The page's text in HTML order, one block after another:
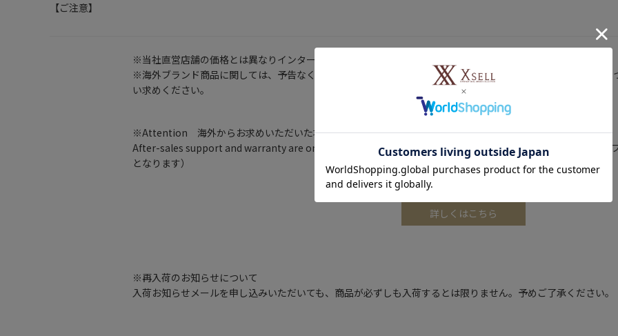
【ご注意】
※当社直営店舗の価格とは異なりインターネットのみの販売価格となります。
※海外ブランド商品に関しては、予告なく仕様変更が行われる可能性があり、在庫が混在しております。仕様
い求めください。
※Attention 海外からお求めいただいた場合のご注意
After-sales support and warranty are only available to customers currently residing in Japan. （保証、アフ
となります）
詳しくはこちら
※再入荷のお知らせについて
入荷お知らせメールを申し込みいただいても、商品が必ずしも入荷するとは限りません。予めご了承ください。